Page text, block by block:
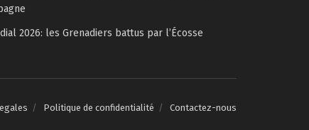
2026: les Grenadiers battus par l’Écosse
Politique de confidentialité Contactez-nous